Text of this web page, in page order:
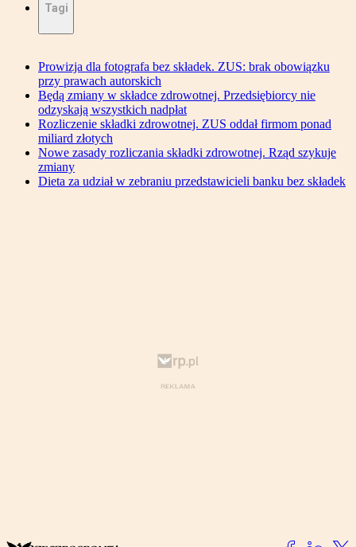
Tagi
Prowizja dla fotografa bez składek. ZUS: brak obowiązku
przy prawach autorskich
Będą zmiany w składce zdrowotnej. Przedsiębiorcy nie
odzyskają wszystkich nadpłat
Rozliczenie składki zdrowotnej. ZUS oddał firmom ponad
miliard złotych
Nowe zasady rozliczania składki zdrowotnej. Rząd szykuje
zmiany
Dieta za udział w zebraniu przedstawicieli banku bez składek